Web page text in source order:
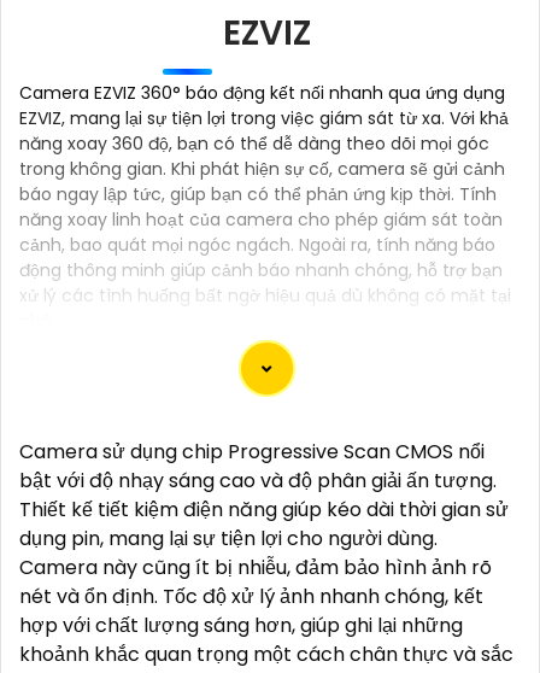
EZVIZ
Camera EZVIZ 360° báo động kết nối nhanh qua ứng dụng
EZVIZ, mang lại sự tiện lợi trong việc giám sát từ xa. Với khả
năng xoay 360 độ, bạn có thể dễ dàng theo dõi mọi góc
trong không gian. Khi phát hiện sự cố, camera sẽ gửi cảnh
báo ngay lập tức, giúp bạn có thể phản ứng kịp thời. Tính
năng xoay linh hoạt của camera cho phép giám sát toàn
cảnh, bao quát mọi ngóc ngách. Ngoài ra, tính năng báo
động thông minh giúp cảnh báo nhanh chóng, hỗ trợ bạn
xử lý các tình huống bất ngờ hiệu quả dù không có mặt tại
"Bạn đang tìm kiếm một giải pháp an ninh hiệu quả
và tiết kiệm? Hãy khám phá Camera Wifi Ezviz -
dòng sản phẩm chính hãng với mức giá rất hấp dẫn.
Với thiết kế hiện đại, dễ dàng lắp đặt và kết nối thông
minh qua Wifi, Camera Wifi Ezviz sẽ giúp bạn giám
sát ngôi nhà hoặc văn phòng mọi lúc mọi nơi chỉ
bằng một chiếc điện thoại thông minh.
Không chỉ vậy, sản phẩm cũng mang lại chất lượng
Camera sử dụng chip Progressive Scan CMOS nổi
bật với độ nhạy sáng cao và độ phân giải ấn tượng.
Thiết kế tiết kiệm điện năng giúp kéo dài thời gian sử
dụng pin, mang lại sự tiện lợi cho người dùng.
Camera này cũng ít bị nhiễu, đảm bảo hình ảnh rõ
nét và ổn định. Tốc độ xử lý ảnh nhanh chóng, kết
hợp với chất lượng sáng hơn, giúp ghi lại những
khoảnh khắc quan trọng một cách chân thực và sắc